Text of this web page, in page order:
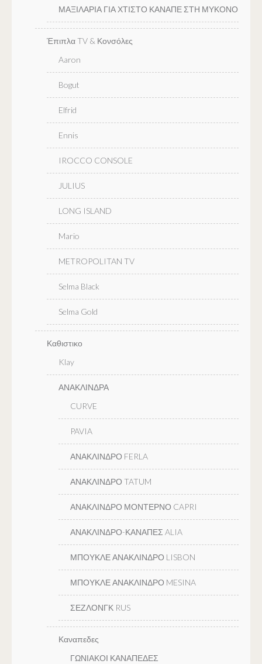
ΜΑΞΙΛΑΡΙΑ ΓΙΑ ΧΤΙΣΤΟ ΚΑΝΑΠΕ ΣΤΗ ΜΥΚΟΝΟ
Έπιπλα TV & Κονσόλες
Aaron
Bogut
Elfrid
Ennis
IROCCO CONSOLE
JULIUS
LONG ISLAND
Mario
METROPOLITAN TV
Selma Black
Selma Gold
Καθιστικο
Klay
ΑΝΑΚΛΙΝΔΡΑ
CURVE
PAVIA
ΑΝΑΚΛΙΝΔΡΟ FERLA
ΑΝΑΚΛΙΝΔΡΟ TATUM
ΑΝΑΚΛΙΝΔΡΟ ΜΟΝΤΕΡΝΟ CAPRI
ΑΝΑΚΛΙΝΔΡΟ-ΚΑΝΑΠΕΣ ALIA
ΜΠΟΥΚΛΕ ΑΝΑΚΛΙΝΔΡΟ LISBON
ΜΠΟΥΚΛΕ ΑΝΑΚΛΙΝΔΡΟ MESINA
ΣΕΖΛΟΝΓΚ RUS
Καναπεδες
ΓΩΝΙΑΚΟΙ ΚΑΝΑΠΕΔΕΣ